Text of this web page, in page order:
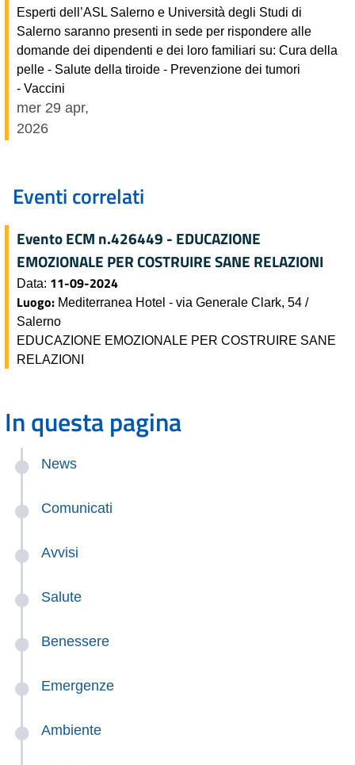
Esperti dell’ASL Salerno e Università degli Studi di
Salerno saranno presenti in sede per rispondere alle
domande dei dipendenti e dei loro familiari su: Cura della
pelle - Salute della tiroide - Prevenzione dei tumori
- Vaccini
mer 29 apr,
2026
Eventi correlati
Evento ECM n.426449 - EDUCAZIONE
EMOZIONALE PER COSTRUIRE SANE RELAZIONI
Data: 11-09-2024
Luogo: Mediterranea Hotel - via Generale Clark, 54 /
Salerno
EDUCAZIONE EMOZIONALE PER COSTRUIRE SANE
RELAZIONI
In questa pagina
News
Comunicati
Avvisi
Salute
Benessere
Emergenze
Ambiente